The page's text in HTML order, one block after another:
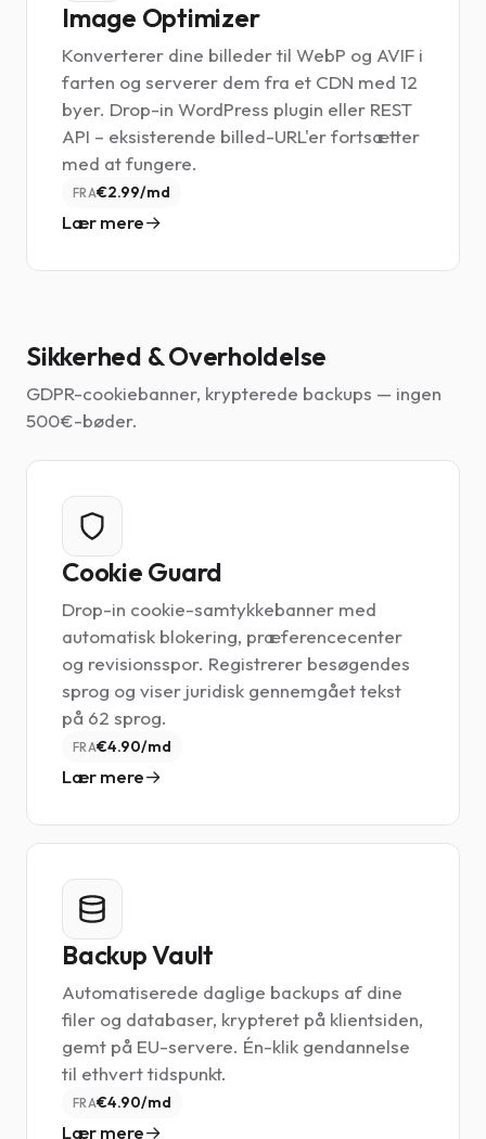
Image Optimizer
Konverterer dine billeder til WebP og AVIF i
farten og serverer dem fra et CDN med 12
byer. Drop-in WordPress plugin eller REST
API – eksisterende billed-URL'er fortsætter
med at fungere.
FRA€2.99/md
Lær mere
Sikkerhed & Overholdelse
GDPR-cookiebanner, krypterede backups — ingen
500€-bøder.
Cookie Guard
Drop-in cookie-samtykkebanner med
automatisk blokering, præferencecenter
og revisionsspor. Registrerer besøgendes
sprog og viser juridisk gennemgået tekst
på 62 sprog.
FRA€4.90/md
Lær mere
Backup Vault
Automatiserede daglige backups af dine
filer og databaser, krypteret på klientsiden,
gemt på EU-servere. Én-klik gendannelse
til ethvert tidspunkt.
FRA€4.90/md
Lær mere